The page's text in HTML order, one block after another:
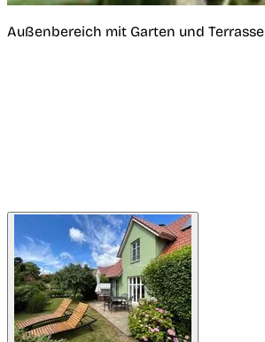
Außenbereich mit Garten und Terrasse